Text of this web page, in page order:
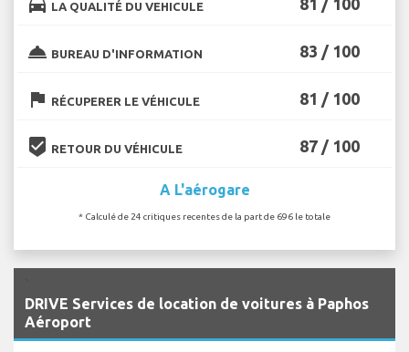
LA QUALITÉ DU VEHICULE 81 / 100
room_service BUREAU D'INFORMATION 83 / 100
flag RÉCUPERER LE VÉHICULE 81 / 100
beenhere RETOUR DU VÉHICULE 87 / 100
A L'aérogare
* Calculé de 24 critiques recentes de la part de 696 le totale
DRIVE Services de location de voitures à Paphos
Aéroport